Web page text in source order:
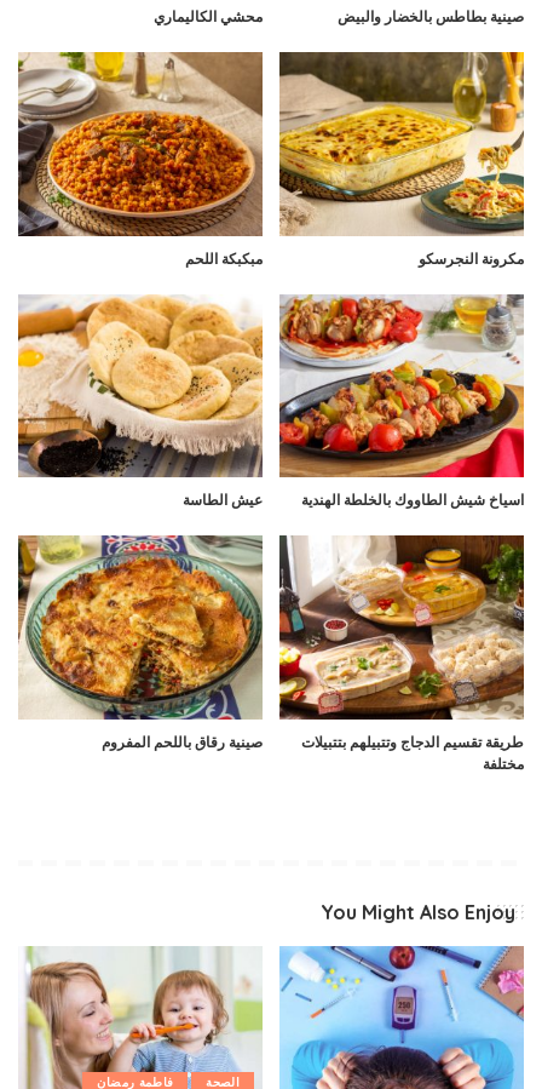
صينية بطاطس بالخضار والبيض محشي الكاليماري
مكرونة النجرسكو مبكبكة اللحم
اسياخ شيش الطاووك بالخلطة الهندية عيش الطاسة
طريقة تقسيم الدجاج وتتبيلهم بتتبيلات
مختلفة
صينية رقاق باللحم المفروم
You Might Also Enjoy
الصحة فاطمة رمضان